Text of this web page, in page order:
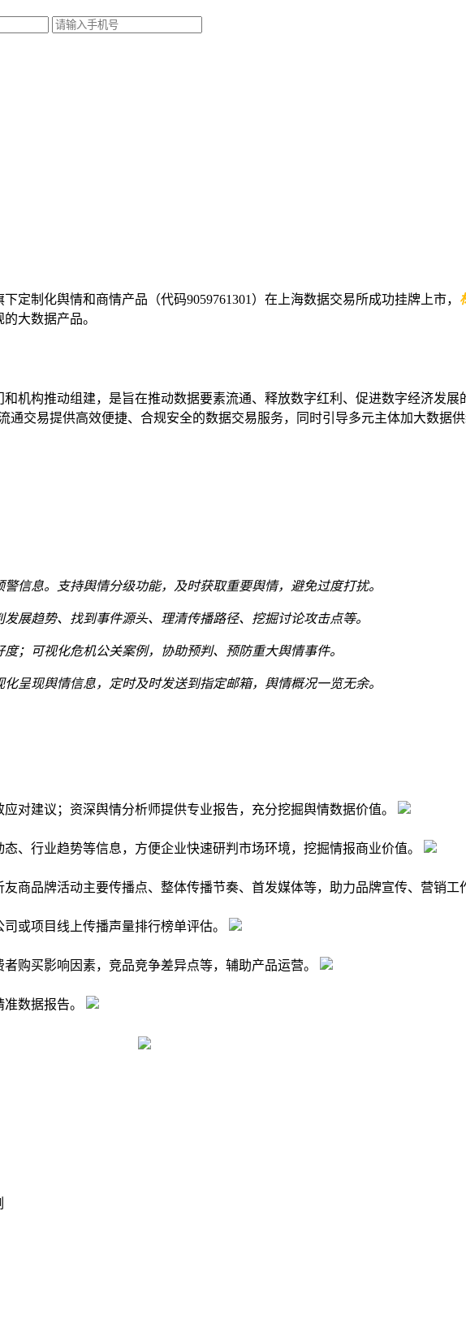
定制化舆情和商情产品（代码9059761301）在上海数据交易所成功挂牌上市，
大数据产品。
和机构推动组建，是旨在推动数据要素流通、释放数字红利、促进数字经济发
通交易提供高效便捷、合规安全的数据交易服务，同时引导多元主体加大数据
信息。支持舆情分级功能，及时获取重要舆情，避免过度打扰。
展趋势、找到事件源头、理清传播路径、挖掘讨论攻击点等。
；可视化危机公关案例，协助预判、预防重大舆情事件。
呈现舆情信息，定时及时发送到指定邮箱，舆情概况一览无余。
对建议；资深舆情分析师提供专业报告，充分挖掘舆情数据价值。
、行业趋势等信息，方便企业快速研判市场环境，挖掘情报商业价值。
商品牌活动主要传播点、整体传播节奏、首发媒体等，助力品牌宣传、营销工
或项目线上传播声量排行榜单评估。
购买影响因素，竞品竞争差异点等，辅助产品运营。
数据报告。